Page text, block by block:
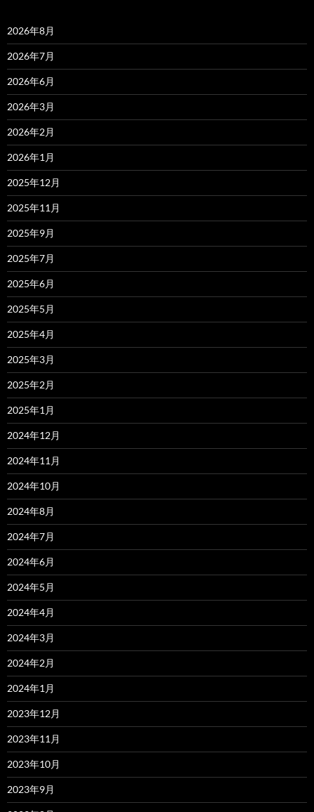
2026年8月
2026年7月
2026年6月
2026年3月
2026年2月
2026年1月
2025年12月
2025年11月
2025年9月
2025年7月
2025年6月
2025年5月
2025年4月
2025年3月
2025年2月
2025年1月
2024年12月
2024年11月
2024年10月
2024年8月
2024年7月
2024年6月
2024年5月
2024年4月
2024年3月
2024年2月
2024年1月
2023年12月
2023年11月
2023年10月
2023年9月